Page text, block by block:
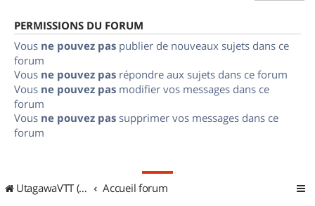
PERMISSIONS DU FORUM
Vous ne pouvez pas publier de nouveaux sujets dans ce
forum
Vous ne pouvez pas répondre aux sujets dans ce forum
Vous ne pouvez pas modifier vos messages dans ce
forum
Vous ne pouvez pas supprimer vos messages dans ce
forum
UtagawaVTT (Randos VTT et VTTAE avec traces GPS) Accueil forum